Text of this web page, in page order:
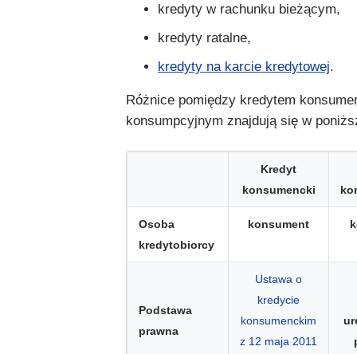
kredyty w rachunku bieżącym,
kredyty ratalne,
kredyty na karcie kredytowej.
Różnice pomiędzy kredytem
konsumpcyjnym znajdują się w
Kredyt
konsumencki
Osoba
kredytobiorcy
konsument
Podstawa
prawna
Ustawa o
kredycie
konsumenckim
z 12 maja 2011